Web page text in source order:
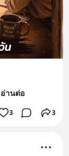
อ่านต่อ
3 3